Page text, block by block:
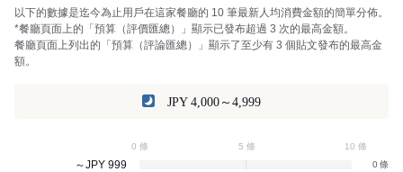
以下的數據是迄今為止用戶在這家餐廳的 10 筆最新人均消費金額的簡單分佈。
*餐廳頁面上的「預算（評價匯總）」顯示已發布超過 3 次的最高金額。
餐廳頁面上列出的「預算（評論匯總）」顯示了至少有 3 個貼文發布的最高金
額。
JPY 4,000～4,999
0 條 5 條 10 條
～JPY 999 0